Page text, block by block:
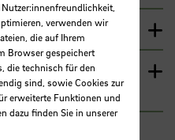
für
verwenden wir
die auf Ihrem
Browser gespeichert
die technisch für den
sind, sowie Cookies zur
erweiterte Funktionen und
dazu finden Sie in unserer